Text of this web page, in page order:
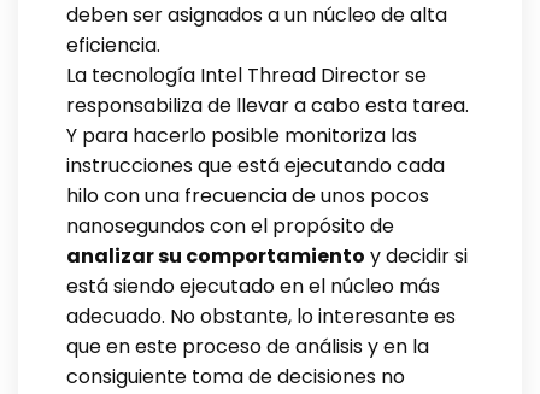
deben ser asignados a un núcleo de alta
eficiencia.
La tecnología Intel Thread Director se
responsabiliza de llevar a cabo esta tarea.
Y para hacerlo posible monitoriza las
instrucciones que está ejecutando cada
hilo con una frecuencia de unos pocos
nanosegundos con el propósito de
analizar su comportamiento y decidir si
está siendo ejecutado en el núcleo más
adecuado. No obstante, lo interesante es
que en este proceso de análisis y en la
consiguiente toma de decisiones no